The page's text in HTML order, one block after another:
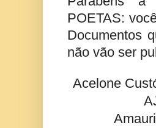
POETAS:
Documentos
não vão ser
Acelone